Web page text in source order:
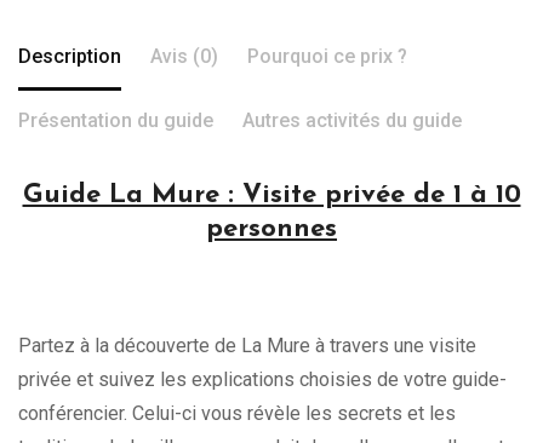
Description Avis (0) Pourquoi ce prix ?
Présentation du guide Autres activités du guide
Guide La Mure : Visite privée de 1 à 10
personnes
Partez à la découverte de La Mure à travers une visite
privée et suivez les explications choisies de votre guide-
conférencier. Celui-ci vous révèle les secrets et les